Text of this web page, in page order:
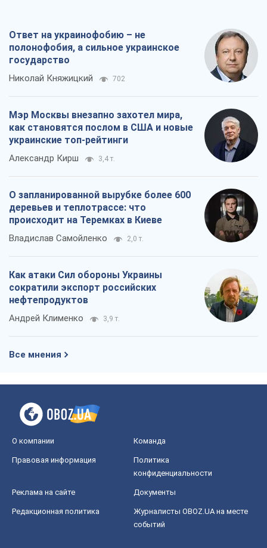
Ответ на украинофобию – не
полонофобия, а сильное украинское
государство
Николай Княжицкий 702
Мэр Москвы внезапно захотел мира,
как становятся послом в США и новые
украинские топ-рейтинги
Александр Кирш 3,4 т.
О запланированной вырубке более 600
деревьев и теплотрассе: что
происходит на Теремках в Киеве
Владислав Самойленко 2,0 т.
Как атаки Сил обороны Украины
сократили экспорт российских
нефтепродуктов
Андрей Клименко 3,9 т.
Все мнения
О компании Команда
Правовая информация
Политика
конфиденциальности
Реклама на сайте Документы
Редакционная политика
Журналисты OBOZ.UA на месте
событий